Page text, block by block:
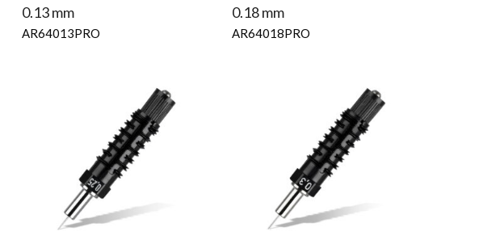
0.13 mm
AR64013PRO
0.18 mm
AR64018PRO